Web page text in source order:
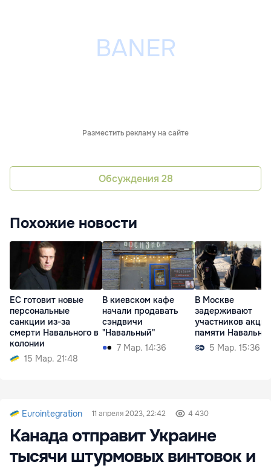
Разместить рекламу на сайте
Обсуждения 28
Похожие новости
ЕС готовит новые
персональные
санкции из-за
смерти Навального в
колонии
15 Мар. 21:48
В киевском кафе
начали продавать
сэндвичи
"Навальный"
7 Мар. 14:36
В Москве
задерживают
участников акций
памяти
5 Мар. 15:36
Eurointegration 11 апреля 2023, 22:42 4 430
Канада отправит Украине
тысячи штурмовых винтовок и